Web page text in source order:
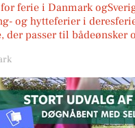
ferie i Danmark
og hytteferier i
passer til bådeønsker